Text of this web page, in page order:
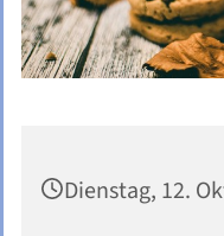
Dienstag, 12.